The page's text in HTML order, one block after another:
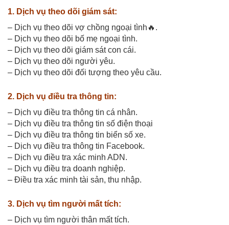
1. Dịch vụ theo dõi giám sát:
– Dịch vụ theo dõi vợ chồng ngoại tình🔥.
– Dịch vụ theo dõi bố mẹ ngoại tình.
– Dịch vụ theo dõi giám sát con cái.
– Dịch vụ theo dõi người yêu.
– Dịch vụ theo dõi đối tượng theo yêu cầu.
2. Dịch vụ điều tra thông tin:
– Dịch vụ điều tra thông tin cá nhân.
– Dịch vụ điều tra thông tin số điện thoại
– Dịch vụ điều tra thông tin biển số xe.
– Dịch vụ điều tra thông tin Facebook.
– Dịch vụ điều tra xác minh ADN.
– Dịch vụ điều tra doanh nghiệp.
– Điều tra xác minh tài sản, thu nhập.
3. Dịch vụ tìm người mất tích:
– Dịch vụ tìm người thân mất tích.